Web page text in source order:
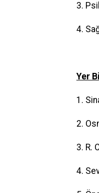
3.
4.
Yer
1.
2.
3. R.
4.